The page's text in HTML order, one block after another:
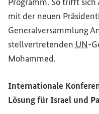
mit der neuen
Generalversammlung
stellvertretenden UN-
Mohammed.
Internationale
Lösung für Israel und